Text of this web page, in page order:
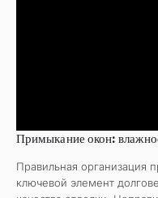
Примыкание окон:
Правильная организация
ключевой элемент